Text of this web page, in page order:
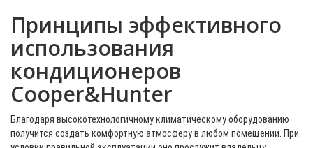
Принципы эффективного
использования
кондиционеров
Cooper&Hunter
Благодаря высокотехнологичному климатическому оборудованию
получится создать комфортную атмосферу в любом помещении. При